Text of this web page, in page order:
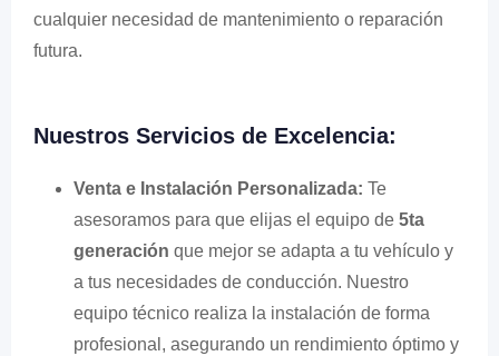
cualquier necesidad de mantenimiento o reparación
futura.
Nuestros Servicios de Excelencia:
Venta e Instalación Personalizada: Te
asesoramos para que elijas el equipo de 5ta
generación que mejor se adapta a tu vehículo y
a tus necesidades de conducción. Nuestro
equipo técnico realiza la instalación de forma
profesional, asegurando un rendimiento óptimo y